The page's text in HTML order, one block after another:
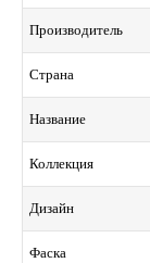
Производитель
Страна
Название
Коллекция
Дизайн
Фаска